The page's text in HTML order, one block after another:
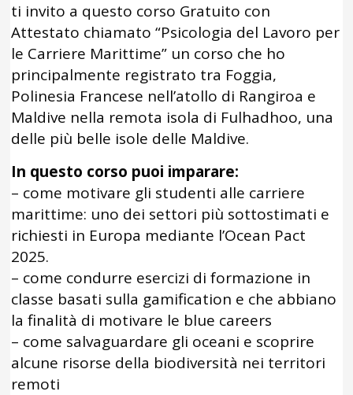
ti invito a questo corso Gratuito con
Attestato chiamato “Psicologia del Lavoro per
le Carriere Marittime” un corso che ho
principalmente registrato tra Foggia,
Polinesia Francese nell’atollo di Rangiroa e
Maldive nella remota isola di Fulhadhoo, una
delle più belle isole delle Maldive.
In questo corso puoi imparare:
– come motivare gli studenti alle carriere
marittime: uno dei settori più sottostimati e
richiesti in Europa mediante l’Ocean Pact
2025.
– come condurre esercizi di formazione in
classe basati sulla gamification e che abbiano
la finalità di motivare le blue careers
– come salvaguardare gli oceani e scoprire
alcune risorse della biodiversità nei territori
remoti